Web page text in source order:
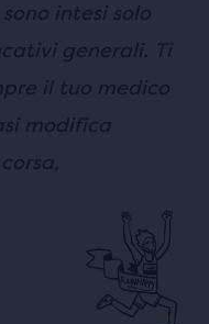
intesi solo
generali. Ti
il tuo medico
modifica